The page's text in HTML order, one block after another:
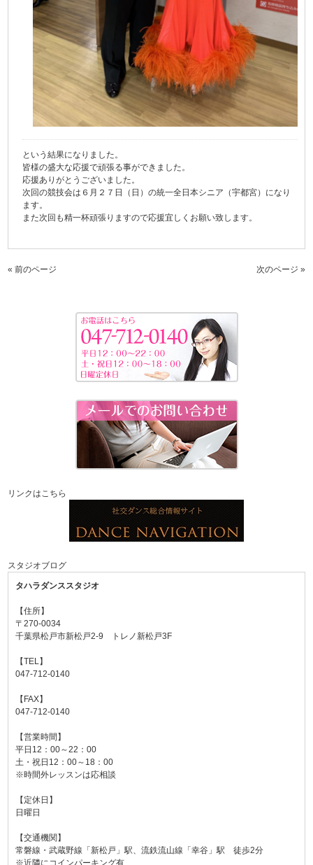
という結果になりました。
皆様の盛大な応援で頑張る事ができました。
応援ありがとうございました。
次回の競技会は６月２７日（日）の統一全日本シニア（宇都宮）になり
ます。
また次回も精一杯頑張りますので応援宜しくお願い致します。
« 前のページ 次のページ »
リンクはこちら
スタジオブログ
タハラダンススタジオ
【住所】
〒270-0034
千葉県松戸市新松戸2-9 トレノ新松戸3F
【TEL】
047-712-0140
【FAX】
047-712-0140
【営業時間】
平日12：00～22：00
土・祝日12：00～18：00
※時間外レッスンは応相談
【定休日】
日曜日
【交通機関】
常磐線・武蔵野線「新松戸」駅、流鉄流山線「幸谷」駅 徒歩2分
※近隣にコインパーキング有